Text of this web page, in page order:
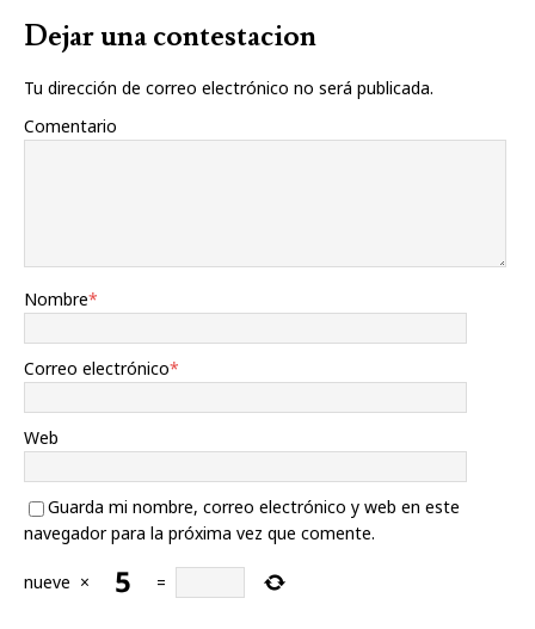
Dejar una contestacion
Tu dirección de correo electrónico no será publicada.
Comentario
Nombre*
Correo electrónico*
Web
Guarda mi nombre, correo electrónico y web en este
navegador para la próxima vez que comente.
nueve × =